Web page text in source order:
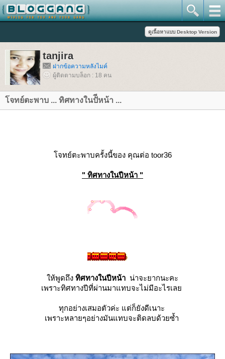
tanjira
ฝากข้อความหลังไมค์
ผู้ติดตามบล็อก : 18 คน
จทย์ตะพาบ ... ทิศทางในปัีหน้า ...
จทย์ตะพาบครั้งนี้ของ คุณต่อ toor36
" ทิศทางในปีหน้า "
ห้พูดถึง ทิศทางในปีหน้า น่าจะยากนะคะ
เพราะทิศทางปีที่ผ่านมาแทบจะไม่มีอะไรเล
ทุกอย่างเสมอตัวค่ะ แต่ก็ยังดีเนาะ
เพราะหลายๆอย่างมันแทบจะติดลบด้วยซ้ำ